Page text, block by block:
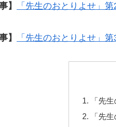
】 「先生のおとりよせ」
】 「先生のおとりよせ」
「先
「先